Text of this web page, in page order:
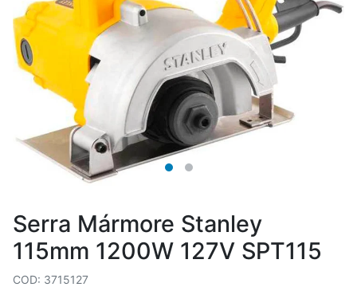
Serra Mármore Stanley
115mm 1200W 127V SPT115
COD: 3715127